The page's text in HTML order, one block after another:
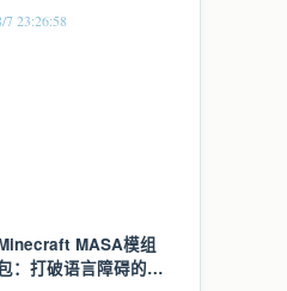
7 23:26:58
MASA模组
：打破语言障碍的完